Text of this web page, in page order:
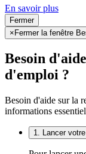
En savoir plus
Fermer
×Fermer la fenêtre
Besoin
d'emploi ?
Besoin d'aide sur la
informations
1. Lancer